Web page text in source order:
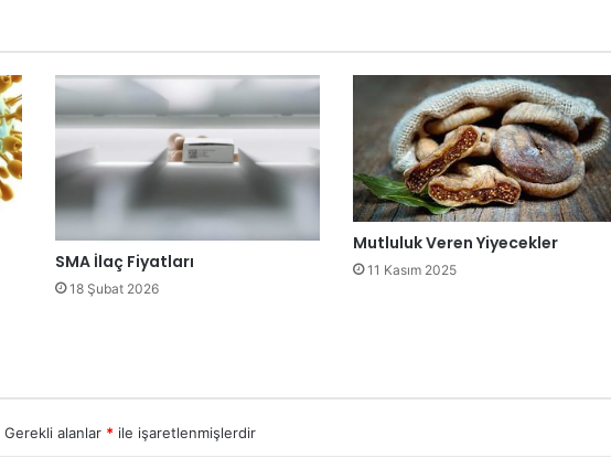
SMA İlaç Fiyatları
18 Şubat 2026
Mutluluk Veren Yiyecekler
11 Kasım 2025
Gerekli alanlar * ile işaretlenmişlerdir